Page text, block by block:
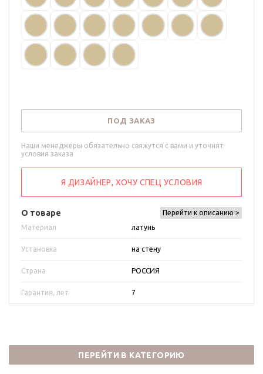
О товаре
Перейти к описанию >
Материал
латунь
Установка на стену
Страна РОССИЯ
Гарантия, лет 7
ПОД ЗАКАЗ
Наши менеджеры обязательно свяжутся с вами и уточнят
условия заказа
Я ДИЗАЙНЕР, ХОЧУ СПЕЦ УСЛОВИЯ
ПЕРЕЙТИ В КАТЕГОРИЮ